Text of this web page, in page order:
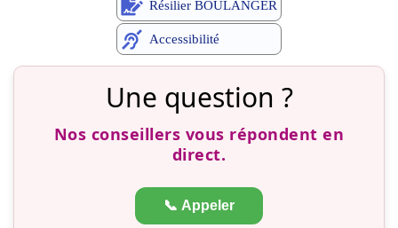
Résilier BOULANGER
Accessibilité
Une question ?
Nos conseillers vous répondent en
direct.
📞 Appeler